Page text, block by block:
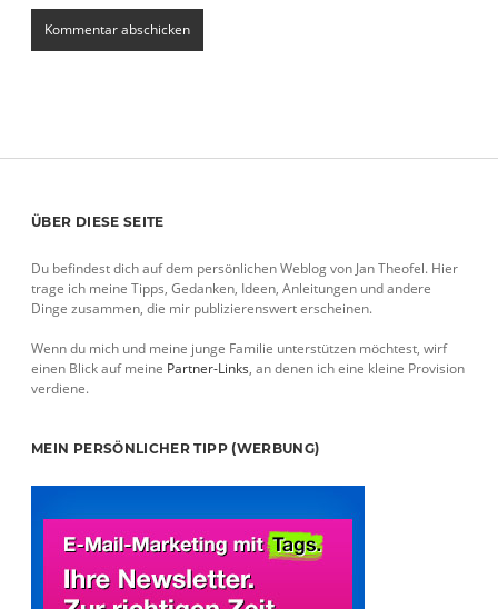
Sidebar
ÜBER DIESE SEITE
Du befindest dich auf dem persönlichen Weblog von Jan Theofel. Hier
trage ich meine Tipps, Gedanken, Ideen, Anleitungen und andere
Dinge zusammen, die mir publizierenswert erscheinen.
Wenn du mich und meine junge Familie unterstützen möchtest, wirf
einen Blick auf meine Partner-Links, an denen ich eine kleine Provision
verdiene.
MEIN PERSÖNLICHER TIPP (WERBUNG)